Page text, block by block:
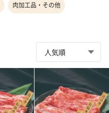
肉加工品・その他